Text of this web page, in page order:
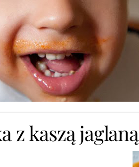
z kaszą jaglaną